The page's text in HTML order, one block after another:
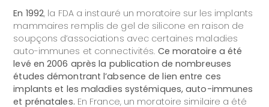
Questions / Réponses
En 1992, la FDA a instauré un moratoire sur les implants
mammaires remplis de gel de silicone en raison de
soupçons d’associations avec certaines maladies
auto-immunes et connectivités. Ce moratoire a été
levé en 2006 après la publication de nombreuses
études démontrant l’absence de lien entre ces
implants et les maladies systémiques, auto-immunes
et prénatales. En France, un moratoire similaire a été